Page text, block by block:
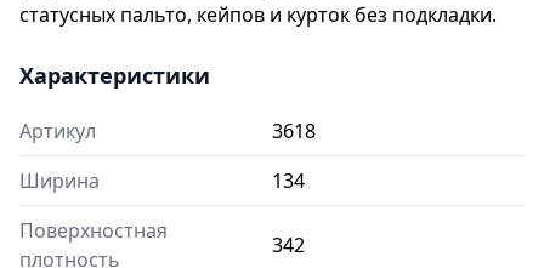
статусных пальто, кейпов и курток без подкладки.
Характеристики
Артикул
3618
Ширина
134
Поверхностная
плотность
342